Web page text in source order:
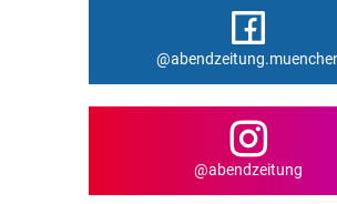
@abendzeitung